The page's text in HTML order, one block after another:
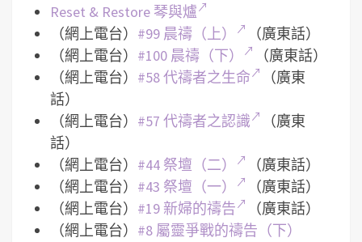
Reset & Restore 琴與爐
（網上電台） #99 晨禱（上）
（廣東話）
（網上電台） #100 晨禱（下）
（廣東話）
（網上電台） #58 代禱者之生命
（廣東
話）
（網上電台） #57 代禱者之認識
（廣東
話）
（網上電台） #44 祭壇（二）
（廣東話）
（網上電台） #43 祭壇（一）
（廣東話）
（網上電台） #19 新婦的禱告
（廣東話）
（網上電台） #8 屬靈爭戰的禱告（下）